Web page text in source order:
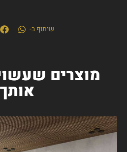
שיתוף ב-
מוצרים
אותך